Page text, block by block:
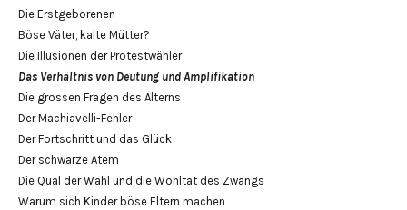
Die Erstgeborenen
Böse Väter, kalte Mütter?
Die Illusionen der Protestwähler
Das Verhältnis von Deutung und Amplifikation
Die grossen Fragen des Alterns
Der Machiavelli-Fehler
Der Fortschritt und das Glück
Der schwarze Atem
Die Qual der Wahl und die Wohltat des Zwangs
Warum sich Kinder böse Eltern machen